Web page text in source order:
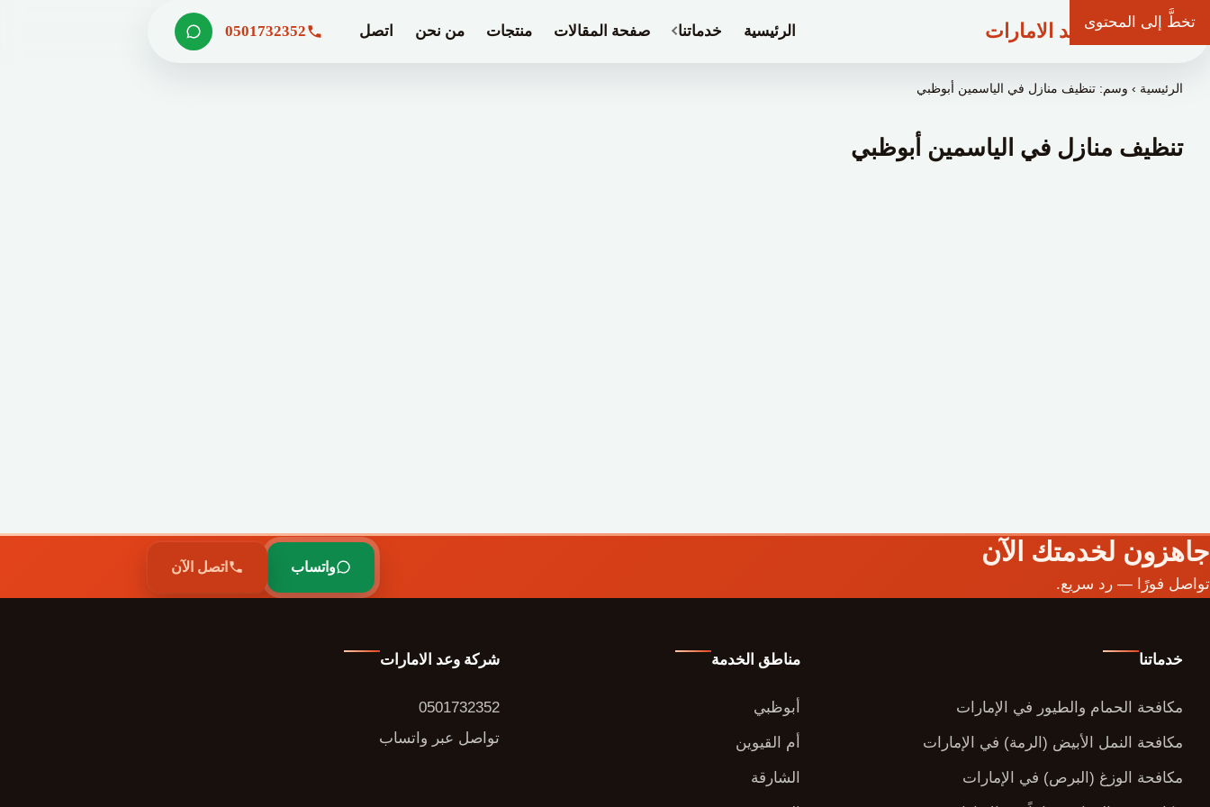
تخطَّ إلى المحتوى
شركة وعد الامارات الرئيسية خدماتنا صفحة المقالات منتجات من نحن اتصل 0501732352
الرئيسية › وسم: تنظيف منازل في الياسمين أبوظبي
تنظيف منازل في الياسمين أبوظبي
جاهزون لخدمتك الآن
تواصل فورًا — رد سريع.
واتساب اتصل الآن
خدماتنا
مكافحة الحمام والطيور في الإمارات
مكافحة النمل الأبيض (الرمة) في الإمارات
مكافحة الوزغ (البرص) في الإمارات
مناطق الخدمة
أبوظبي
أم القيوين
الشارقة
شركة وعد الامارات
0501732352
تواصل عبر واتساب